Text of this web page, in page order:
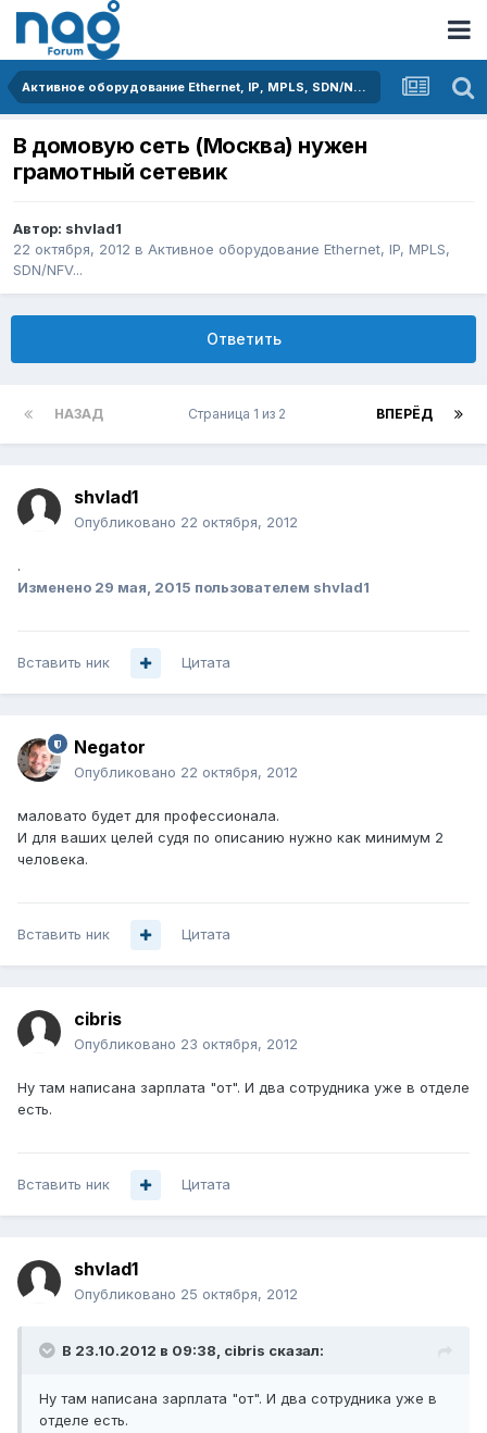
Активное оборудование Ethernet, IP, MPLS, SDN/NFV...
В домовую сеть (Москва) нужен
грамотный сетевик
Автор: shvlad1
22 октября, 2012 в Активное оборудование Ethernet, IP, MPLS,
SDN/NFV...
Ответить
НАЗАД ВПЕРЁД
Страница 1 из 2
shvlad1
Опубликовано 22 октября, 2012
.
Изменено 29 мая, 2015 пользователем shvlad1
Вставить ник Цитата
Negator
Опубликовано 22 октября, 2012
маловато будет для профессионала.
И для ваших целей судя по описанию нужно как минимум 2
человека.
Вставить ник Цитата
cibris
Опубликовано 23 октября, 2012
Ну там написана зарплата "от". И два сотрудника уже в отделе
есть.
Вставить ник Цитата
shvlad1
Опубликовано 25 октября, 2012
В 23.10.2012 в 09:38, cibris сказал:
Ну там написана зарплата "от". И два сотрудника уже в
отделе есть.